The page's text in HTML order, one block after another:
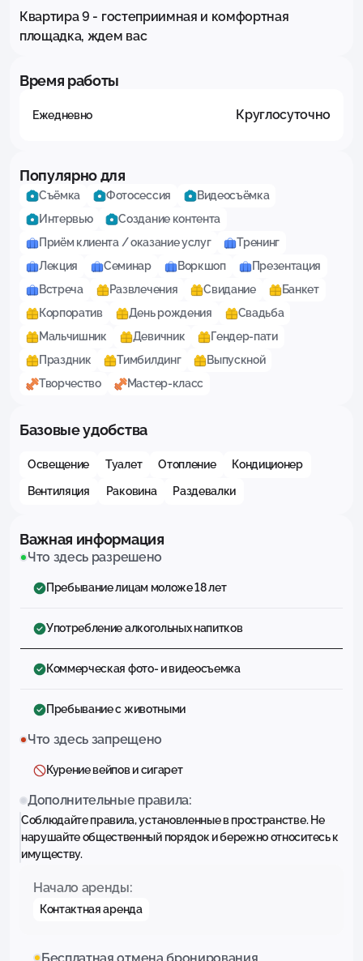
Квартира 9 - гостеприимная и комфортная
площадка, ждем вас
Время работы
Ежедневно Круглосуточно
Популярно для
Съёмка Фотосессия
Видеосъёмка
Интервью
Создание контента
Приём клиента / оказание услуг
Тренинг
Лекция
Семинар Воркшоп
Презентация
Встреча
Развлечения Свидание
Банкет
Корпоратив
День рождения
Свадьба
Мальчишник
Девичник
Гендер-пати
Праздник
Тимбилдинг
Выпускной
Творчество
Мастер-класс
Базовые удобства
Освещение Туалет Отопление Кондиционер
Вентиляция Раковина Раздевалки
Важная информация
Что здесь разрешено
Пребывание лицам моложе 18 лет
Употребление алкогольных напитков
Коммерческая фото- и видеосъемка
Пребывание с животными
Что здесь запрещено
Курение вейпов и сигарет
Дополнительные правила:
Соблюдайте правила, установленные в пространстве. Не
нарушайте общественный порядок и бережно относитесь к
имуществу.
Начало аренды:
Контактная аренда